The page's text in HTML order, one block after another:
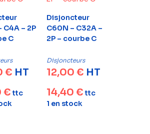
C4A – 2P
C
€ HT
€ttc
Disjoncteur
C60N – C32A –
2P – courbe C
Disjoncteurs
12,00 € HT
14,40 €ttc
1 en stock